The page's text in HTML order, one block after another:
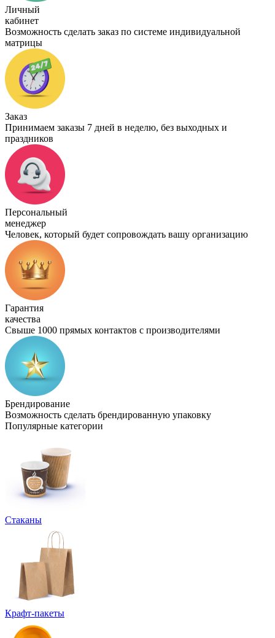
Личный
кабинет
Возможность сделать заказ по системе индивидуальной
матрицы
Заказ
Принимаем заказы 7 дней в неделю, без выходных и
праздников
Персональный
менеджер
Человек, который будет сопровождать вашу организацию
Гарантия
качества
Свыше 1000 прямых контактов с производителями
Брендирование
Возможность сделать брендированную упаковку
Популярные категории
Стаканы
Крафт-пакеты